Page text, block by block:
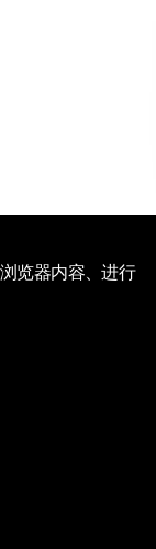
览器内容、进行